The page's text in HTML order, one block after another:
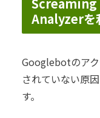
Analyzerを
Googlebotのア
されていない原
す。